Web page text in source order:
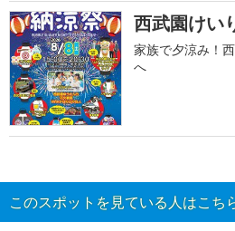
西武園けい
家族で夕涼み！
へ
このスポットを見ている人はこち